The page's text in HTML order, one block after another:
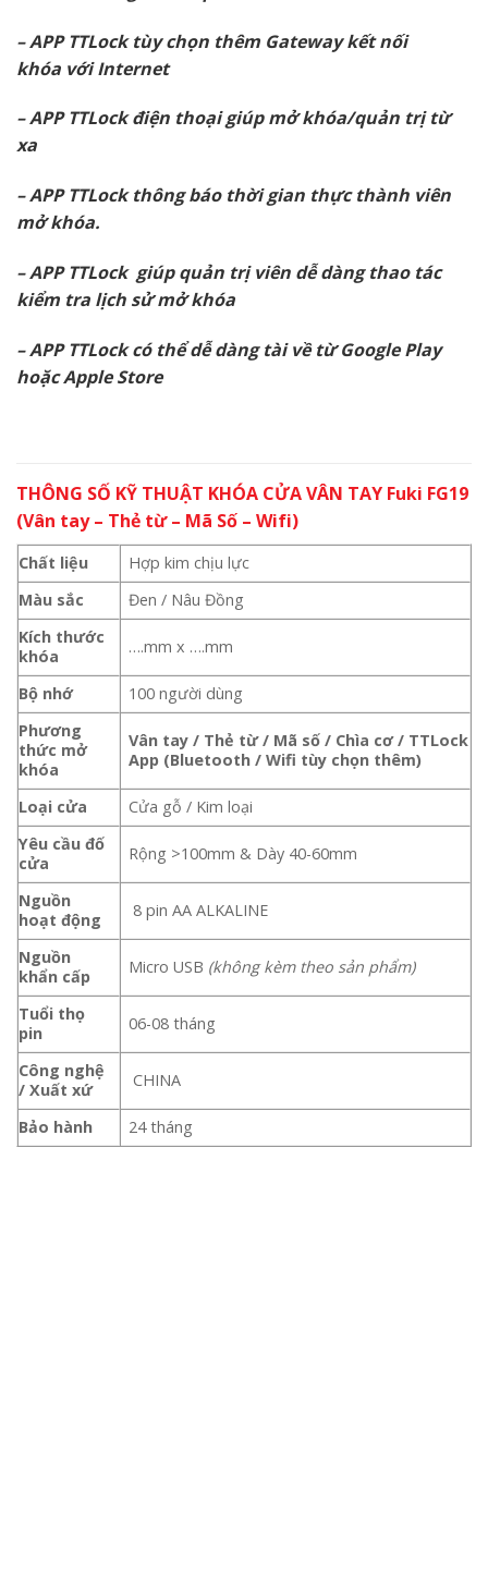
– APP TTLock tùy chọn thêm Gateway kết nối
khóa với Internet
– APP TTLock điện thoại giúp mở khóa/quản trị từ
xa
– APP TTLock thông báo thời gian thực thành viên
mở khóa.
– APP TTLock giúp quản trị viên dễ dàng thao tác
kiểm tra lịch sử mở khóa
– APP TTLock có thể dễ dàng tài về từ Google Play
hoặc Apple Store
THÔNG SỐ KỸ THUẬT KHÓA CỬA VÂN TAY Fuki FG19
(Vân tay – Thẻ từ – Mã Số – Wifi)
Chất liệu
Hợp kim chịu lực
Màu sắc
Đen / Nâu Đồng
Kích thước
khóa
….mm x ….mm
Bộ nhớ
100 người dùng
Phương
thức mở
khóa
Vân tay / Thẻ từ / Mã số / Chìa cơ / TTLock
App (Bluetooth / Wifi tùy chọn thêm)
Loại cửa
Cửa gỗ / Kim loại
Yêu cầu đố
cửa
Rộng >100mm & Dày 40-60mm
Nguồn
hoạt động
8 pin AA ALKALINE
Nguồn
khẩn cấp
Micro USB (không kèm theo sản phẩm)
Tuổi thọ
pin
06-08 tháng
Công nghệ
/ Xuất xứ
CHINA
Bảo hành 24 tháng